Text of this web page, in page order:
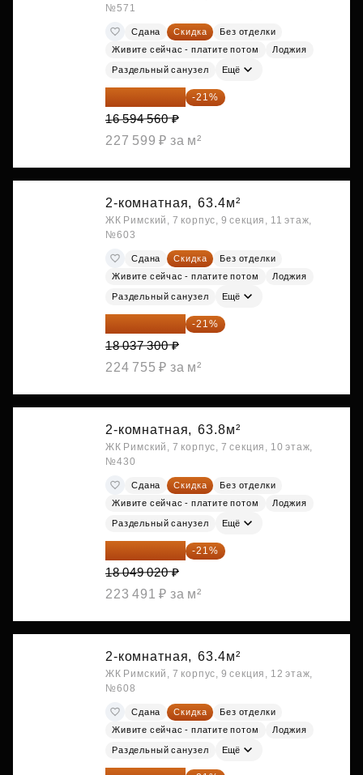
№571
Сдана Скидка
Без отделки
Живите сейчас - платите потом
Лоджия
Раздельный санузел Ещё
13 109 702 ₽ -21%
16 594 560 ₽
227 599 ₽ за м²
2-комнатная, 63.4м²
ЖК Римский, 7 корпус, 9 секция, 11 этаж,
№603
Сдана Скидка
Без отделки
Живите сейчас - платите потом
Лоджия
Раздельный санузел Ещё
14 249 467 ₽ -21%
18 037 300 ₽
224 755 ₽ за м²
2-комнатная, 63.8м²
ЖК Римский, 7 корпус, 7 секция, 10 этаж,
№430
Сдана Скидка
Без отделки
Живите сейчас - платите потом
Лоджия
Раздельный санузел Ещё
14 258 726 ₽ -21%
18 049 020 ₽
223 491 ₽ за м²
2-комнатная, 63.4м²
ЖК Римский, 7 корпус, 9 секция, 12 этаж,
№608
Сдана Скидка
Без отделки
Живите сейчас - платите потом
Лоджия
Раздельный санузел Ещё